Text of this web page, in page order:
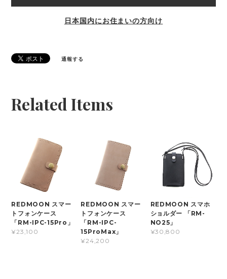
日本国内にお住まいの方向け
通報する
Related Items
REDMOON スマー
トフォンケース
「RM-IPC-15Pro」
¥23,100
REDMOON スマー
トフォンケース
「RM-IPC-
15ProMax」
¥24,200
REDMOON スマホ
ショルダー 「RM-
NO25」
¥30,800